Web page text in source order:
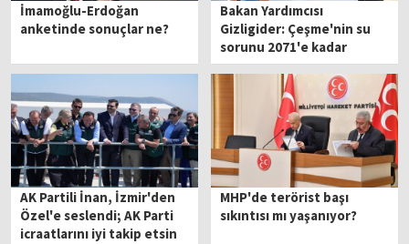
İmamoğlu-Erdoğan
anketinde sonuçlar ne?
Bakan Yardımcısı
Gizligider: Çeşme'nin su
sorunu 2071'e kadar
ortadan kalkmıştır
AK Partili İnan, İzmir'den
Özel'e seslendi; AK Parti
icraatlarını iyi takip etsin
MHP'de terörist başı
sıkıntısı mı yaşanıyor?